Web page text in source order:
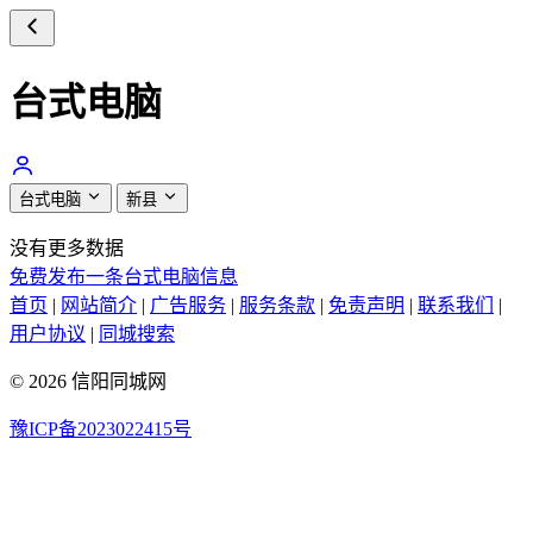
台式电脑
台式电脑 新县
没有更多数据
免费发布一条台式电脑信息
首页 | 网站简介 | 广告服务 | 服务条款 | 免责声明 | 联系我们
|
用户协议 | 同城搜索
© 2026 信阳同城网
豫ICP备2023022415号